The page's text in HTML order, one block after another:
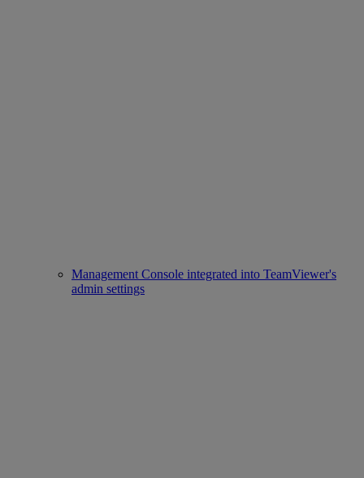
Management Console integrated into TeamViewer's
admin settings